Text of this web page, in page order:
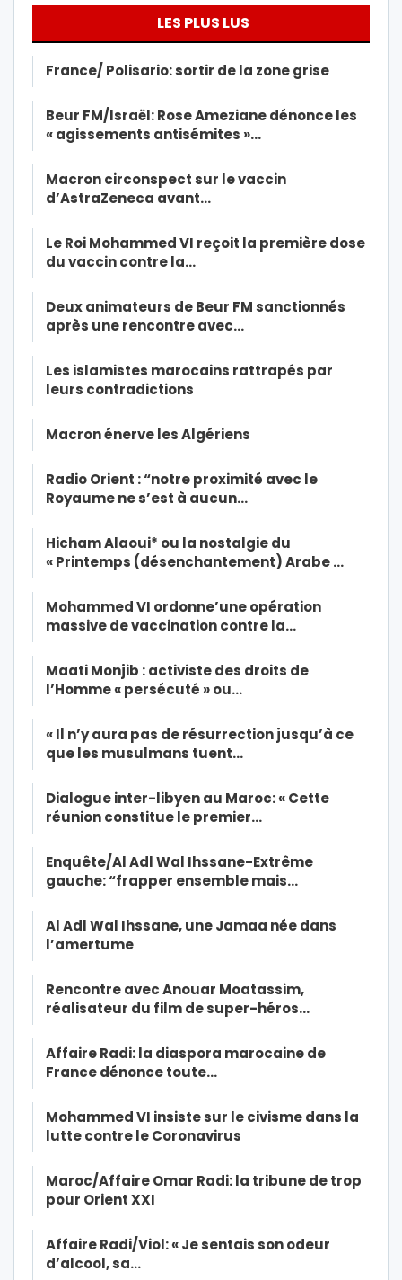
LES PLUS LUS
France/ Polisario: sortir de la zone grise
Beur FM/Israël: Rose Ameziane dénonce les
« agissements antisémites »…
Macron circonspect sur le vaccin
d’AstraZeneca avant…
Le Roi Mohammed VI reçoit la première dose
du vaccin contre la…
Deux animateurs de Beur FM sanctionnés
après une rencontre avec…
Les islamistes marocains rattrapés par
leurs contradictions
Macron énerve les Algériens
Radio Orient : “notre proximité avec le
Royaume ne s’est à aucun…
Hicham Alaoui* ou la nostalgie du
« Printemps (désenchantement) Arabe …
Mohammed VI ordonne’une opération
massive de vaccination contre la…
Maati Monjib : activiste des droits de
l’Homme « persécuté » ou…
« Il n’y aura pas de résurrection jusqu’à ce
que les musulmans tuent…
Dialogue inter-libyen au Maroc: « Cette
réunion constitue le premier…
Enquête/Al Adl Wal Ihssane-Extrême
gauche: “frapper ensemble mais…
Al Adl Wal Ihssane, une Jamaa née dans
l’amertume
Rencontre avec Anouar Moatassim,
réalisateur du film de super-héros…
Affaire Radi: la diaspora marocaine de
France dénonce toute…
Mohammed VI insiste sur le civisme dans la
lutte contre le Coronavirus
Maroc/Affaire Omar Radi: la tribune de trop
pour Orient XXI
Affaire Radi/Viol: « Je sentais son odeur
d’alcool, sa…